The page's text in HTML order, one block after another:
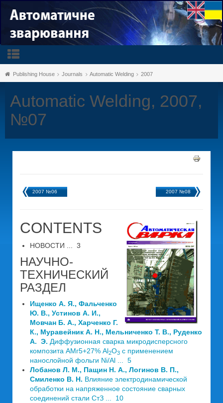
Publishing House Journals Automatic Welding 2007
Automatic Welding, 2007,
№07
2007 №06 2007 №08
CONTENTS
НОВОСТИ ... 3
НАУЧНО-
ТЕХНИЧЕСКИЙ
РАЗДЕЛ
Ищенко А. Я., Фальченко
Ю. В., Устинов А. И.,
Мовчан Б. А., Харченко Г.
К., Муравейник А. Н., Мельниченко Т. В., Руденко
A. Э. Диффузионная сварка микродисперсного
композита АМг5+27% Al2O3 с применением
нанослойной фольги Ni/Al ... 5
Лобанов Л. М., Пащин Н. А., Логинов В. П.,
Смиленко В. Н. Влияние электродинамической
обработки на напряженное состояние сварных
соединений стали СтЗ ... 10